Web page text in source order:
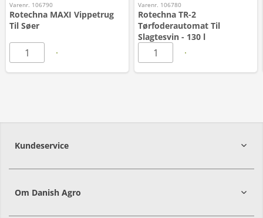
Varenr. 106790
Rotechna MAXI Vippetrug
Til Søer
Varenr. 106780
Rotechna TR-2
Tørfoderautomat Til
Slagtesvin - 130 l
Kundeservice
Om Danish Agro